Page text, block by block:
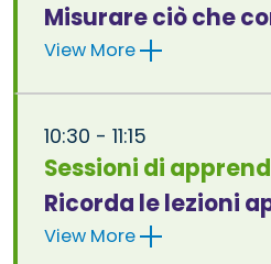
Misurare ciò che
View More
10:30 - 11:15
Sessioni di
Ricorda le lezioni
View More